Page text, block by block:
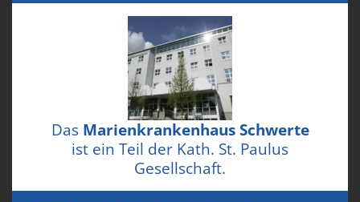
einen gemeinsamen Austausch gehen. Die
Veranstaltungen finden immer im
Konferenzraum in der 4. Etage des
Marienkrankenhauses, Goethestraße 19,
von 15.00 Uhr bis 16.00 Uhr statt.
ALLE VERANSTALTUNGEN
Das Marienkrankenhaus Schwerte
ist ein Teil der Kath. St. Paulus
Gesellschaft.